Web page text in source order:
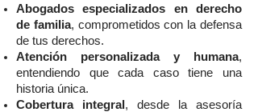
Abogados especializados en derecho
de familia, comprometidos con la defensa
de tus derechos.
Atención personalizada y humana,
entendiendo que cada caso tiene una
historia única.
Cobertura integral , desde la asesoría